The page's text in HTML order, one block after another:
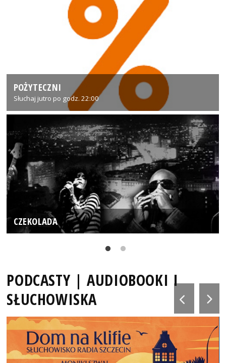
POŻYTECZNI
Słuchaj jutro po godz. 22:00
CZEKOLADA
PODCASTY | AUDIOBOOKI I
SŁUCHOWISKA